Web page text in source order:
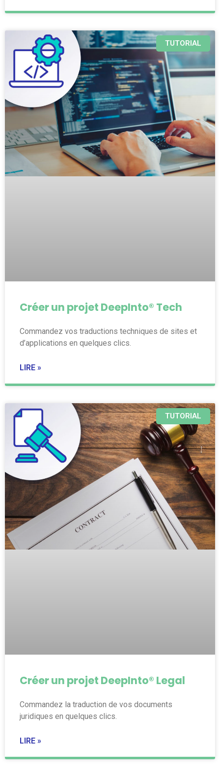
TUTORIAL
Créer un projet DeepInto® Tech
Commandez vos traductions techniques de sites et
d’applications en quelques clics.
LIRE »
TUTORIAL
Créer un projet DeepInto® Legal
Commandez la traduction de vos documents
juridiques en quelques clics.
LIRE »